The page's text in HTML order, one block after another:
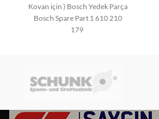
Kovan için ) Bosch Yedek Parça
Bosch Spare Part 1 610 210
179